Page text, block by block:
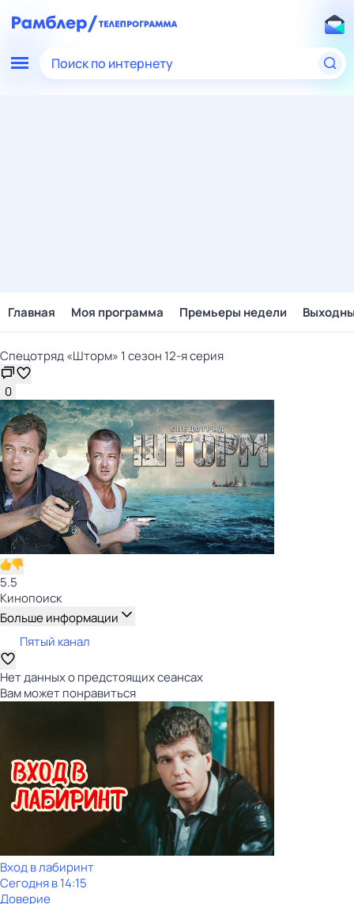
Поиск по интернету
Главная Моя программа Премьеры недели
Спецотряд «Шторм» 1 сезон 12-я серия
0
5.5
Кинопоиск
Больше информации
Пятый канал
Нет данных о предстоящих сеансах
Вам может понравиться
Вход в лабиринт
Сегодня в 14:15
Доверие